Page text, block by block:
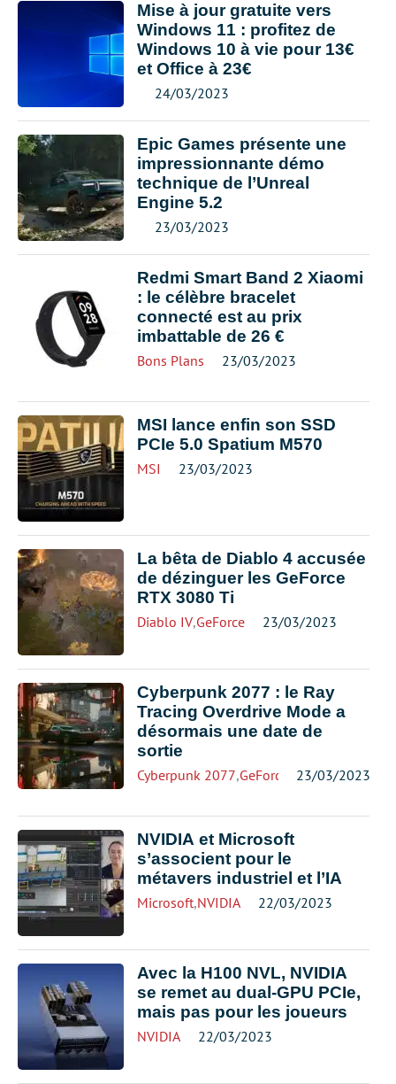
Mise à jour gratuite vers
Windows 11 : profitez de
Windows 10 à vie pour 13€
et Office à 23€
24/03/2023
Epic Games présente une
impressionnante démo
technique de l’Unreal
Engine 5.2
23/03/2023
Redmi Smart Band 2 Xiaomi
: le célèbre bracelet
connecté est au prix
imbattable de 26 €
Bons Plans 23/03/2023
MSI lance enfin son SSD
PCIe 5.0 Spatium M570
MSI 23/03/2023
La bêta de Diablo 4 accusée
de dézinguer les GeForce
RTX 3080 Ti
Diablo IV,GeForce 23/03/2023
Cyberpunk 2077 : le Ray
Tracing Overdrive Mode a
désormais une date de
sortie
Cyberpunk 2077,GeForce RTX 4000
23/03/2023
NVIDIA et Microsoft
s’associent pour le
métavers industriel et l’IA
Microsoft,NVIDIA 22/03/2023
Avec la H100 NVL, NVIDIA
se remet au dual-GPU PCIe,
mais pas pour les joueurs
NVIDIA 22/03/2023